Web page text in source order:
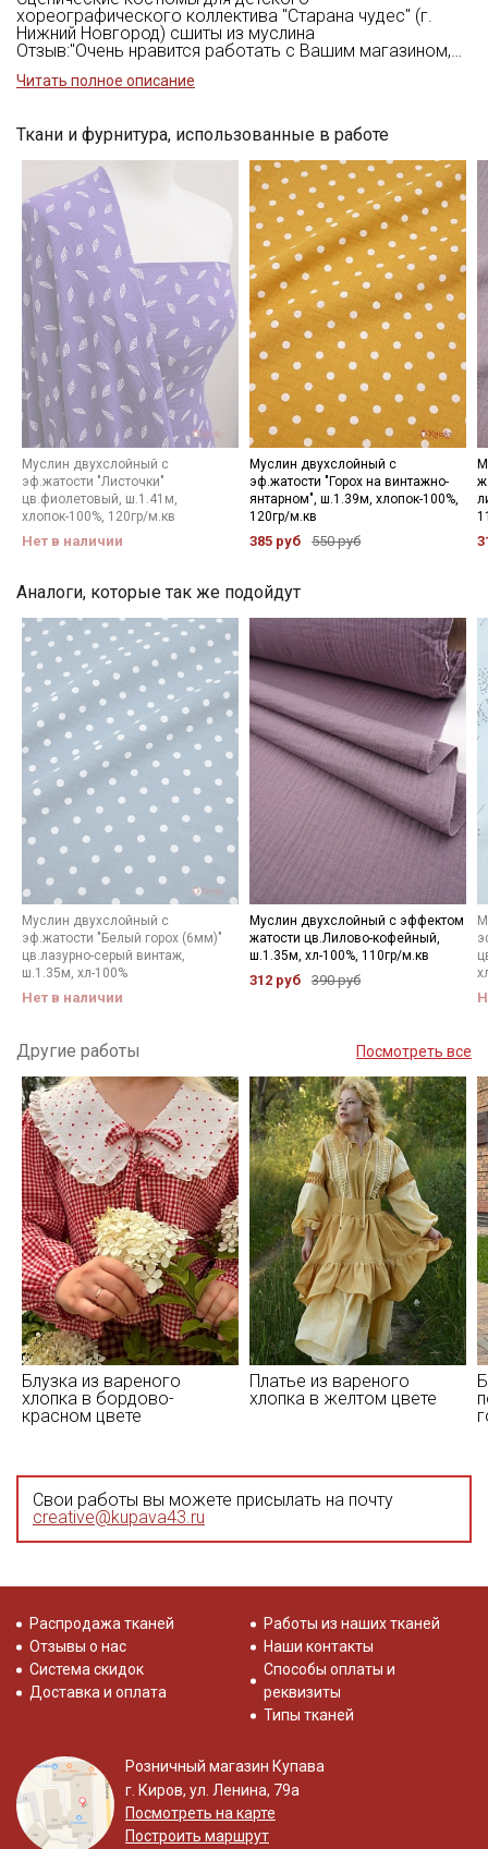
хореографического коллектива "Старана чудес" (г.
Нижний Новгород) сшиты из муслина
Отзыв:"Очень нравится работать с Вашим магазином,
грамотные специалисты, быстрая доставка❤❤❤"
Читать полное описание
Ткани и фурнитура, использованные в работе
Муслин двухслойный с
эф.жатости "Листочки"
цв.фиолетовый, ш.1.41м,
хлопок-100%, 120гр/м.кв
Нет в наличии
Муслин двухслойный с
эф.жатости "Горох на винтажно-
янтарном", ш.1.39м, хлопок-100%,
120гр/м.кв
385 руб 550 руб
Аналоги, которые так же подойдут
Муслин двухслойный с
эф.жатости "Белый горох (6мм)"
цв.лазурно-серый винтаж,
ш.1.35м, хл-100%
Нет в наличии
Муслин двухслойный с эффектом
жатости цв.Лилово-кофейный,
ш.1.35м, хл-100%, 110гр/м.кв
312 руб 390 руб
Другие работы Посмотреть все
Блузка из вареного
хлопка в бордово-
красном цвете
Платье из вареного
хлопка в желтом цвете
Свои работы вы можете присылать на почту
creative@kupava43.ru
Распродажа тканей
Отзывы о нас
Система скидок
Доставка и оплата
Работы из наших тканей
Наши контакты
Способы оплаты и
реквизиты
Типы тканей
Розничный магазин Купава
г. Киров, ул. Ленина, 79а
Посмотреть на карте
Построить маршрут
Секретная рассылка от Купава
Мы публикуем здесь дополнительные
промокоды и скидки до 30% на узкие
категории тканей
Электронная почта
Подписаться
Ознакомлен(а) сПолитикой обработки персональных
данныхи даюСогласие на обработку персональных
данных
Даю
Согласие на получение рекламных и
информационных рассылок